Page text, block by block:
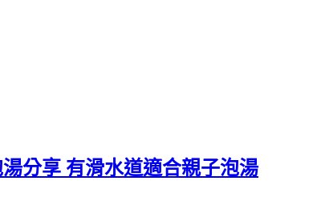
分享 有滑水道適合親子泡湯